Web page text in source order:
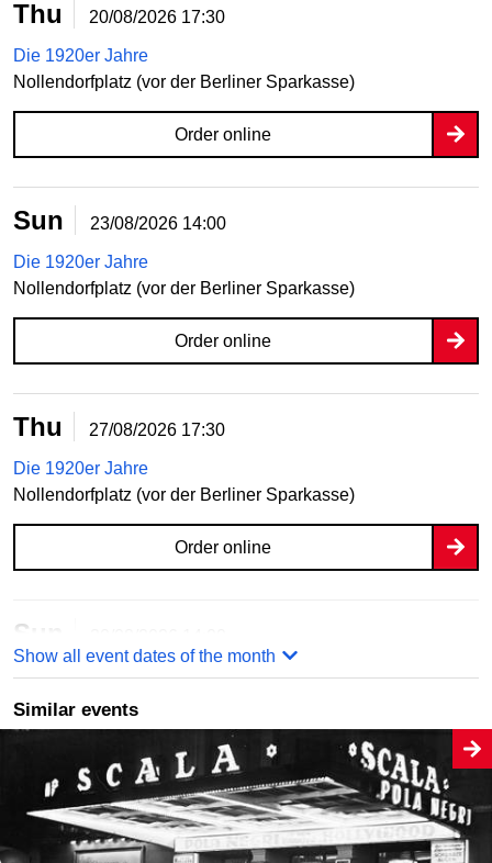
Thu 20/08/2026 17:30
Die 1920er Jahre
Nollendorfplatz (vor der Berliner Sparkasse)
Order online
Sun 23/08/2026 14:00
Die 1920er Jahre
Nollendorfplatz (vor der Berliner Sparkasse)
Order online
Thu 27/08/2026 17:30
Die 1920er Jahre
Nollendorfplatz (vor der Berliner Sparkasse)
Order online
Sun
Die 1920er Jahre
Nollendorfplatz (vor der Berliner Sparkasse)
Order online
Thu 03/09/2026 17:30
Show all event dates of the month
Similar events